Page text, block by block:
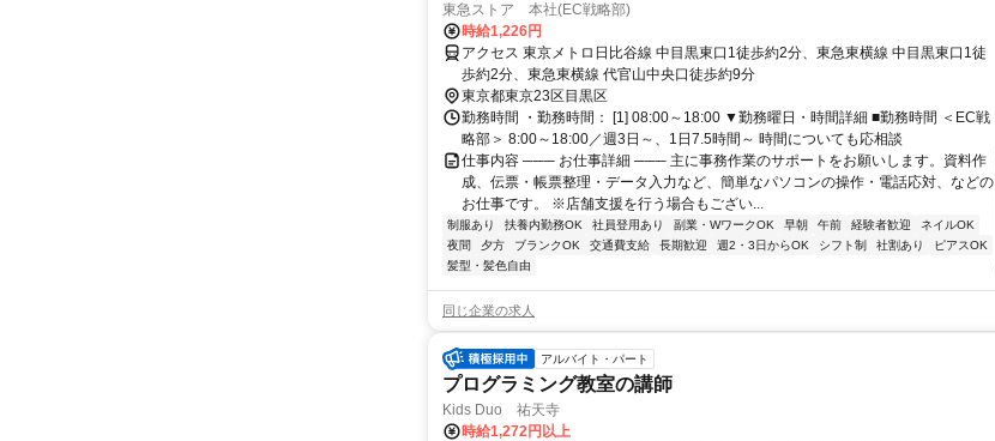
東急ストア 本社(EC戦略部)
時給1,226円
アクセス 東京メトロ日比谷線 中目黒東口1徒歩約2分、東急東横線 中目黒東口1徒
歩約2分、東急東横線 代官山中央口徒歩約9分
東京都東京23区目黒区
勤務時間 ・勤務時間： [1] 08:00～18:00 ▼勤務曜日・時間詳細 ■勤務時間 ＜EC戦
略部＞ 8:00～18:00／週3日～、1日7.5時間～ 時間についても応相談
仕事内容 ─── お仕事詳細 ─── 主に事務作業のサポートをお願いします。資料作
成、伝票・帳票整理・データ入力など、簡単なパソコンの操作・電話応対、などの
お仕事です。 ※店舗支援を行う場合もござい...
制服あり 扶養内勤務OK 社員登用あり 副業・WワークOK 早朝 午前 経験者歓迎
ネイルOK
夜間
夕方 ブランクOK 交通費支給 長期歓迎 週2・3日からOK シフト制 社割あり
ピアスOK
髪型・髪色自由
同じ企業の求人
アルバイト・パート
プログラミング教室の講師
Kids Duo 祐天寺
時給1,272円以上